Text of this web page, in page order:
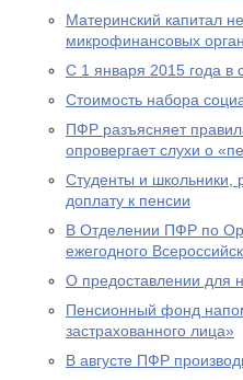
Материнский капитал
микрофинансовых
С 1 января 2015 года в
Стоимость набора
ПФР разъясняет
опровергает слухи о
Студенты и школьники,
доплату к пенсии
В Отделении ПФР по
ежегодного
О предоставлении для
Пенсионный фонд
застрахованного лица»
В августе ПФР